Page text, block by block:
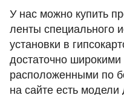
У нас можно купить
ленты специального
установки в
достаточно
расположенными по
на сайте есть